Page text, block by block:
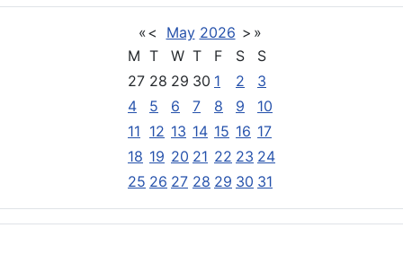
«< May 2026 > »
M T W T F S
S
27 28 29 30 1 2
3
4
5 6 7 8 9
10
11 12 13 14 15 16 17
18 19 20 21 22 23 24
25 26 27 28 29 30 31